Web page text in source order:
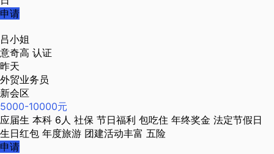
申请
吕小姐
意奇高 认证
昨天
外贸业务员
新会区
5000-10000元
应届生 本科 6人 社保 节日福利 包吃住 年终奖金 法定节假日
生日红包 年度旅游 团建活动丰富 五险
申请